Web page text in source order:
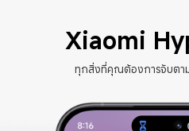
Xiaomi
ทุกสิ่งที่คุณต้องการจับตา